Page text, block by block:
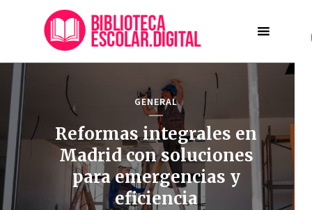
GENERAL
Reformas integrales en
Madrid con soluciones
para emergencias y
eficiencia